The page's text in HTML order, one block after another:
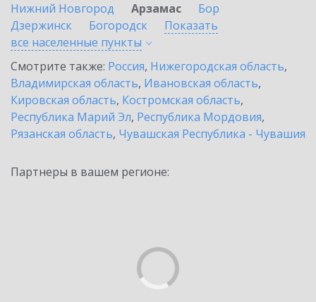
Нижний Новгород
Арзамас
Бор
Дзержинск
Богородск
Показать
все населенные пункты
Смотрите также: Россия, Нижегородская область,
Владимирская область, Ивановская область,
Кировская область, Костромская область,
Республика Марий Эл, Республика Мордовия,
Рязанская область, Чувашская Республика - Чувашия
Партнеры в вашем регионе: